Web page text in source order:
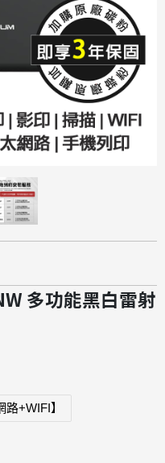
多功能黑白雷射
+WIFI】